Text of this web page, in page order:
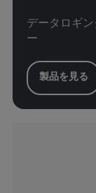
データロギ
ー
製品を見る